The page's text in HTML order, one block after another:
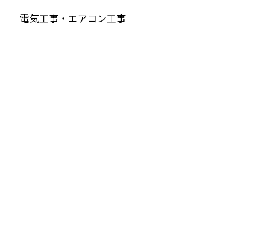
電気工事・エアコン工事